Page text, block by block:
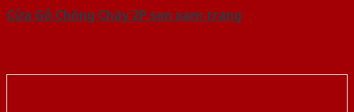
Cửa Gỗ Chống Cháy 2P son xam trang